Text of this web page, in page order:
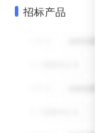
招标产品